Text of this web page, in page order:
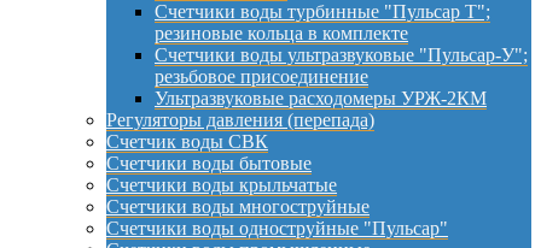
Счетчики воды турбинные "Пульсар Т";
резиновые кольца в комплекте
Счетчики воды ультразвуковые "Пульсар-У";
резьбовое присоединение
Ультразвуковые расходомеры УРЖ-2КМ
Регуляторы давления (перепада)
Счетчик воды СВК
Счетчики воды бытовые
Счетчики воды крыльчатые
Счетчики воды многоструйные
Счетчики воды одноструйные "Пульсар"